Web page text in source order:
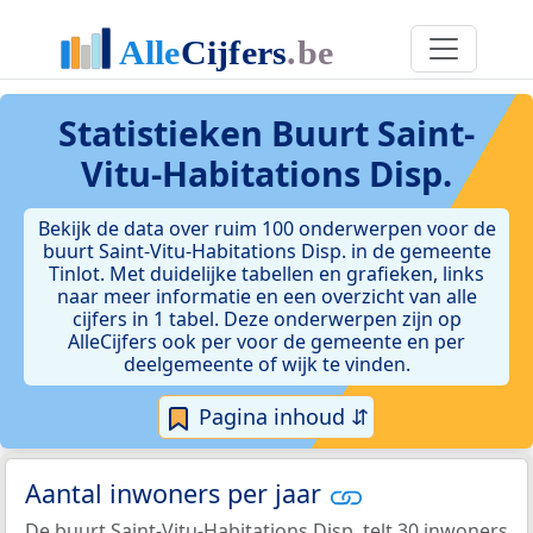
Statistieken Buurt Saint-
Vitu-Habitations Disp.
Bekijk de data over ruim 100 onderwerpen voor de
buurt Saint-Vitu-Habitations Disp. in de gemeente
Tinlot. Met duidelijke tabellen en grafieken, links
naar meer informatie en een overzicht van alle
cijfers in 1 tabel. Deze onderwerpen zijn op
AlleCijfers ook per voor de gemeente en per
deelgemeente of wijk te vinden.
Pagina inhoud ⇵
Aantal inwoners per jaar